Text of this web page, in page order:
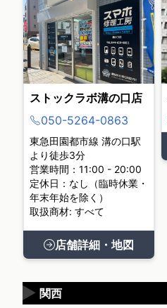
ストックラボ溝の口店
050-5264-0863
東急田園都市線 溝の口駅
より徒歩3分
営業時間：11:00 - 20:00
定休日：なし（臨時休業・
年末年始を除く）
取扱商材: すべて
店舗詳細・地図
関西
▶